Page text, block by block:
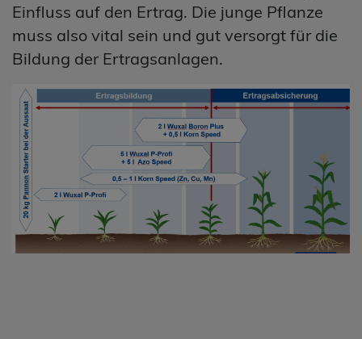
Einfluss auf den Ertrag. Die junge Pflanze
muss also vital sein und gut versorgt für die
Bildung der Ertragsanlagen.